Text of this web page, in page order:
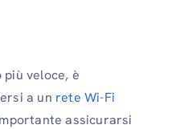
veloce, è
a un rete Wi-Fi
assicurarsi